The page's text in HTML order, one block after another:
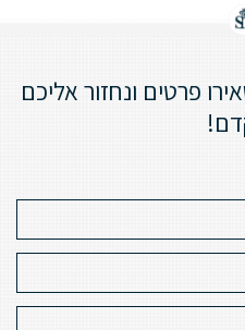
פרטים ונחזור אליכם